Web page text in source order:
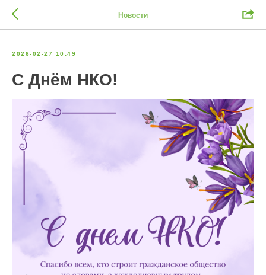
Новости
2026-02-27 10:49
С Днём НКО!